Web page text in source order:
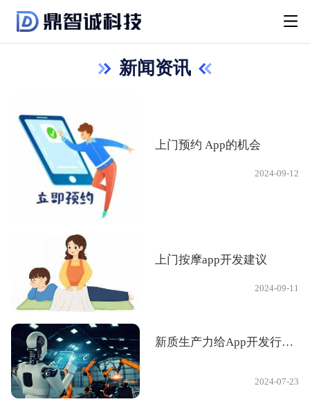
新闻资讯
上门预约 App的机会
2024-09-12
上门按摩app开发建议
2024-09-11
新质生产力给App开发行业带来的的机遇与挑战
2024-07-23